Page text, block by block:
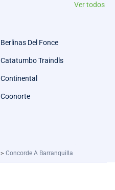
Ver todos
Berlinas Del Fonce
Catatumbo Traindls
Continental
Coonorte
> Concorde A Barranquilla